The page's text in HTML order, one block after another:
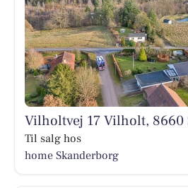
Vilholtvej 17 Vilholt, 8660
Til salg hos
home Skanderborg